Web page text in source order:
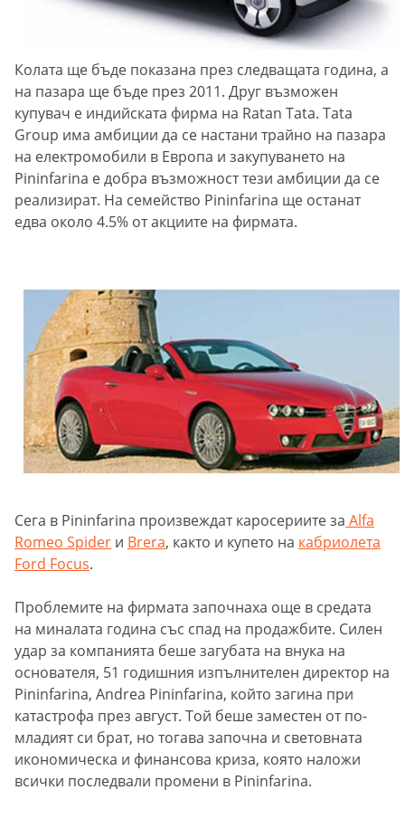
Колата ще бъде показана през следващата година, а
на пазара ще бъде през 2011. Друг възможен
купувач е индийската фирма на Ratan Tata. Tata
Group има амбиции да се настани трайно на пазара
на електромобили в Европа и закупуването на
Pininfarina e добра възможност тези амбиции да се
реализират. На семейство Pininfarina ще останат
едва около 4.5% от акциите на фирмата.
Сега в Pininfarina произвеждат каросериите за Alfa
Romeo Spider и Brera, както и купето на кабриолета
Ford Focus.
Проблемите на фирмата започнаха още в средата
на миналата година със спад на продажбите. Силен
удар за компанията беше загубата на внука на
основателя, 51 годишния изпълнителен директор на
Pininfarina, Andrea Pininfarina, който загина при
катастрофа през август. Той беше заместен от по-
младият си брат, но тогава започна и световната
икономическа и финансова криза, която наложи
всички последвали промени в Pininfarina.